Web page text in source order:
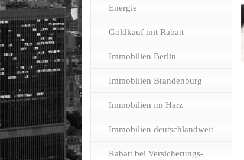
Energie
Goldkauf mit Rabatt
Immobilien Berlin
Immobilien Brandenburg
Immobilien im Harz
Immobilien deutschlandweit
Rabatt bei Versicherungs-